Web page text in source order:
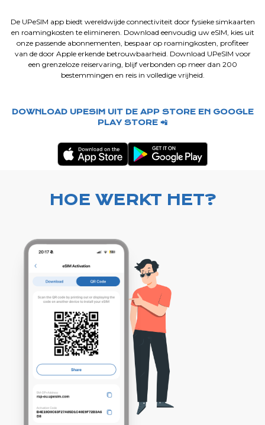
De UPeSIM app biedt wereldwijde connectiviteit door fysieke simkaarten
en roamingkosten te elimineren. Download eenvoudig uw eSIM, kies uit
onze passende abonnementen, bespaar op roamingkosten, profiteer
van de door Apple erkende betrouwbaarheid. Download UPeSIM voor
een grenzeloze reiservaring, blijf verbonden op meer dan 200
bestemmingen en reis in volledige vrijheid.
DOWNLOAD UPESIM UIT DE APP STORE EN GOOGLE
PLAY STORE 📲
HOE WERKT HET?